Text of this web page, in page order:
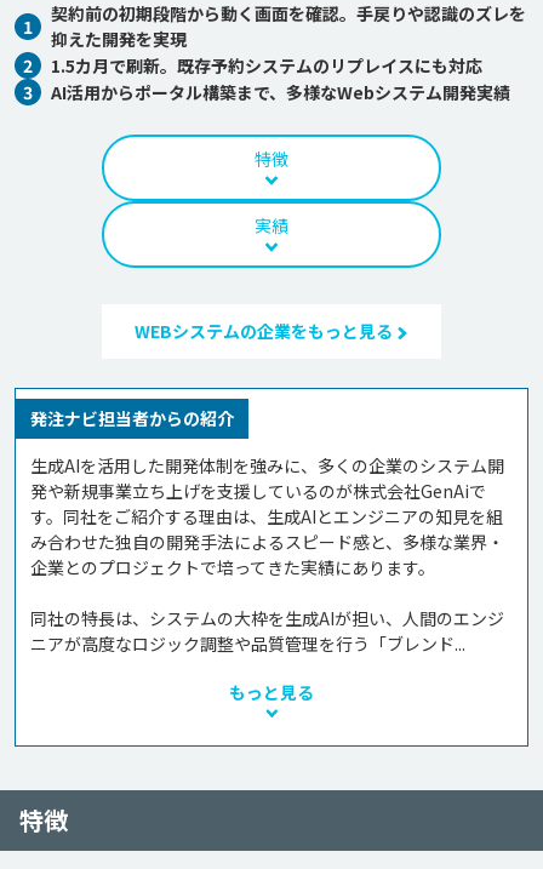
1
契約前の初期段階から動く画面を確認。手戻りや認識のズレを
抑えた開発を実現
2
1.5カ月で刷新。既存予約システムのリプレイスにも対応
3
AI活用からポータル構築まで、多様なWebシステム開発実績
特徴
実績
WEBシステムの企業をもっと見る
発注ナビ担当者からの紹介
生成AIを活用した開発体制を強みに、多くの企業のシステム開
発や新規事業立ち上げを支援しているのが株式会社GenAiで
す。同社をご紹介する理由は、生成AIとエンジニアの知見を組
み合わせた独自の開発手法によるスピード感と、多様な業界・
企業とのプロジェクトで培ってきた実績にあります。
同社の特長は、システムの大枠を生成AIが担い、人間のエンジ
ニアが高度なロジック調整や品質管理を行う「ブレンド...
もっと見る
特徴